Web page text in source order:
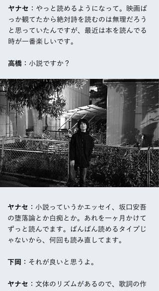
ヤナセ ：やっと読めるようになって。映画ば
っか観てたから絶対詩を読むのは無理だろう
と思っていたんですが、最近は本を読んでる
時が一番楽しいです。
高橋 ：小説ですか？
ヤナセ ：小説っていうかエッセイ、坂口安吾
の堕落論とか白痴とか。あれを一ヶ月かけて
ずっと読んでます。ばんばん読めるタイプじ
ゃないから、何回も読み直してます。
下岡 ：それが良いと思うよ。
ヤナセ ：文体のリズムがあるので、歌詞の作